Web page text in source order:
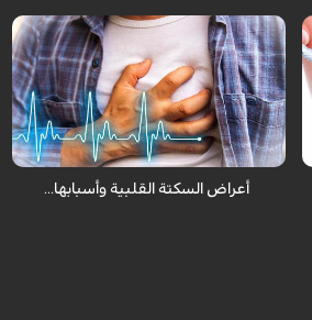
أن أمراض القلب والشرايين هي من أكثر
أسباب الوفيات وأكثر حالاتها شيوعا وفتكا بين
أفراد مجتمعنا هي الجلطة القلبية التي تنتج
عن الإنسداد لأحد الشرايين.
أعراض السكتة القلبية وأسبابها...